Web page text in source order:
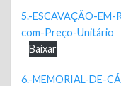
5.-ESCAVAÇÃO-
com-Preço-Unitário
Baixar
6.-MEMORIAL-DE-